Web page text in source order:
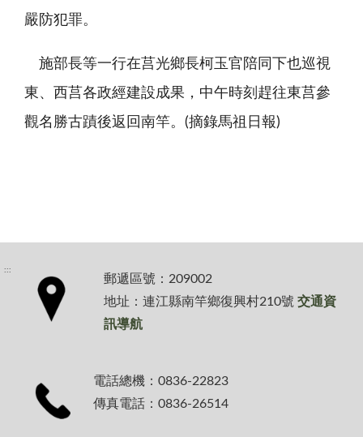
嚴防犯罪。
施部長等一行在莒光鄉長柯玉官陪同下也巡視
東、西莒各政經建設成果，中午時刻趕往東莒參
觀名勝古蹟後返回南竿。(摘錄馬祖日報)
:::
郵遞區號：209002
地址：連江縣南竿鄉復興村210號 交通資
訊導航
電話總機：0836-22823
傳真電話：0836-26514